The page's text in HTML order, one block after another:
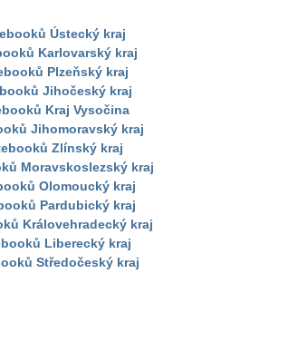
Ústecký kraj
Karlovarský kraj
Plzeňský kraj
Jihočeský kraj
Kraj Vysočina
Jihomoravský kraj
Zlínský kraj
Moravskoslezský kraj
Olomoucký kraj
Pardubický kraj
Královehradecký kraj
Liberecký kraj
Středočeský kraj